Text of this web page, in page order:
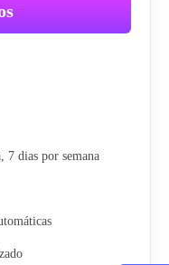
7 dias por semana